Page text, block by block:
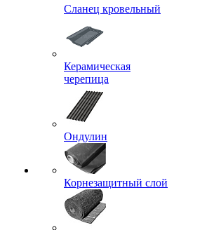
Сланец кровельный
Керамическая
черепица
Ондулин
Корнезащитный слой